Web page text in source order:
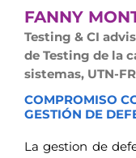
FANNY
Testing & CI
de Testing de la
sistemas, UTN-
COMPROMISO
GESTIÓN DE
La gestion de